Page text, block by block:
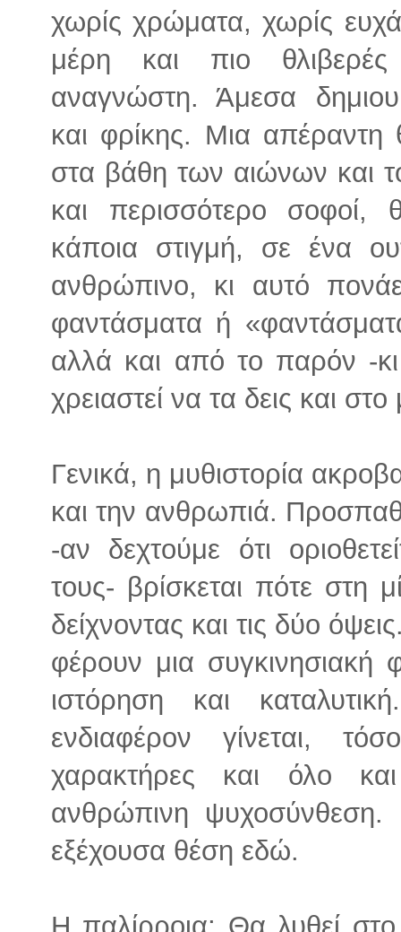
χωρίς χρώματα, χωρίς
μέρη και πιο θλιβερές
αναγνώστη. Άμεσα
και φρίκης. Μια
στα βάθη των αιώνων και
και περισσότερο
κάποια στιγμή, σε ένα
ανθρώπινο, κι αυτό
φαντάσματα ή
αλλά και από το παρόν -
χρειαστεί να τα δεις και
Γενικά, η μυθιστορία
και την ανθρωπιά.
-αν δεχτούμε ότι
τους- βρίσκεται πότε στη
δείχνοντας και τις δύο
φέρουν μια συγκινησιακή
ιστόρηση και
ενδιαφέρον γίνεται,
χαρακτήρες και όλο
ανθρώπινη ψυχοσύνθεση.
εξέχουσα θέση εδώ.
Η παλίρροια; Θα λυθεί στο